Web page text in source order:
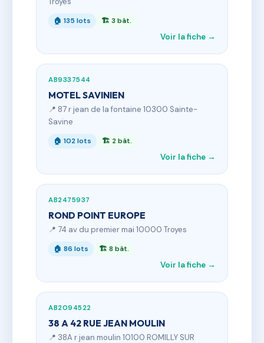
🏠 135 lots 🏗 3 bât.
Voir la fiche →
AB9337544
MOTEL SAVINIEN
📍 87 r jean de la fontaine 10300 Sainte-
Savine
🏠 102 lots 🏗 2 bât.
Voir la fiche →
AB2475937
ROND POINT EUROPE
📍 74 av du premier mai 10000 Troyes
🏠 86 lots 🏗 8 bât.
Voir la fiche →
AB2094522
38 A 42 RUE JEAN MOULIN
📍 38A r jean moulin 10100 ROMILLY SUR